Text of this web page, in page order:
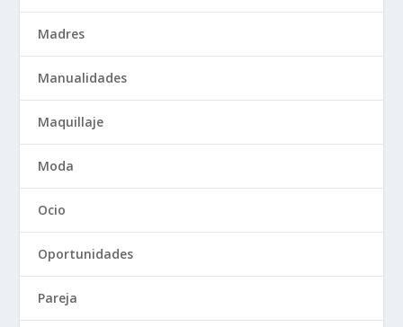
Madres
Manualidades
Maquillaje
Moda
Ocio
Oportunidades
Pareja